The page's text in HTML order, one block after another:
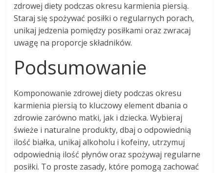
zdrowej diety podczas okresu karmienia piersią.
Staraj się spożywać posiłki o regularnych porach,
unikaj jedzenia pomiędzy posiłkami oraz zwracaj
uwagę na proporcje składników.
Podsumowanie
Komponowanie zdrowej diety podczas okresu
karmienia piersią to kluczowy element dbania o
zdrowie zarówno matki, jak i dziecka. Wybieraj
świeże i naturalne produkty, dbaj o odpowiednią
ilość białka, unikaj alkoholu i kofeiny, utrzymuj
odpowiednią ilość płynów oraz spożywaj regularne
posiłki. To proste zasady, które pomogą zachować